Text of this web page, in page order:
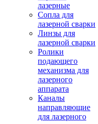
лазерные
Сопла для
лазерной сварки
Линзы для
лазерной сварки
Ролики
подающего
механизма для
лазерного
аппарата
Каналы
направляющие
для лазерного